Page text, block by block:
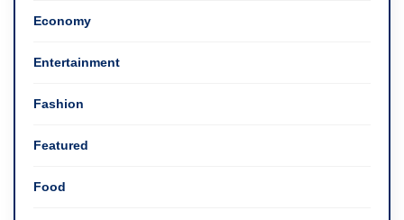
Economy
Entertainment
Fashion
Featured
Food